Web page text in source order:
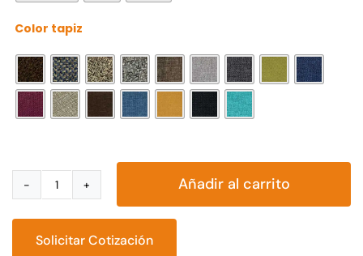
Color tapiz
Recámara
Miroslava
cantidad
Añadir al carrito
Solicitar Cotización